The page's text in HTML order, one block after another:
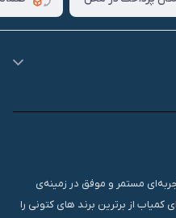
اطلس با بیش از 10 سال تجربه‌ای مستمر و موفق در زمینه‌ی
از برترین برند های کتونی را